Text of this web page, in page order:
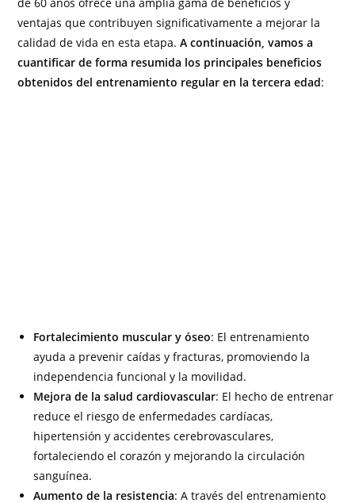
ventajas que contribuyen significativamente a mejorar la
calidad de vida en esta etapa.A continuación, vamos a
cuantificar de forma resumida los principales beneficios
obtenidos del entrenamiento regular en la tercera edad:
Fortalecimiento muscular y óseo: El entrenamiento
ayuda a prevenir caídas y fracturas, promoviendo la
independencia funcional y la movilidad.
Mejora de la salud cardiovascular: El hecho de entrenar
reduce el riesgo de enfermedades cardíacas,
hipertensión y accidentes cerebrovasculares,
fortaleciendo el corazón y mejorando la circulación
sanguínea.
Aumento de la resistencia: A través del entrenamiento